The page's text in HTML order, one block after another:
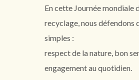
En cette Journée mondiale
recyclage, nous défendons
simples :
respect de la nature, bon
engagement au quotidien.